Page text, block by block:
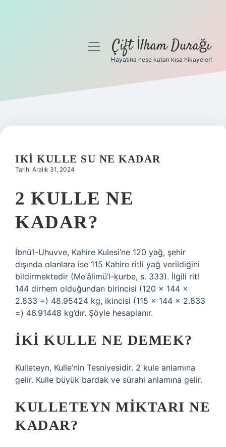
Gizlilik Politikası
Yasal Uyarı
menüyüÇift İlham Durağı
Hayatına neşe katan kısa hikayeler!
IKI KULLE SU NE KADAR
Tarih: Aralık 31, 2024
2 KULLE NE
KADAR?
İbnü’l-Uhuvve, Kahire Kulesi’ne 120 yağ, şehir
dışında olanlara ise 115 Kahire ritli yağ verildiğini
bildirmektedir (Meʿâlimü’l-ḳurbe, s. 333). İlgili ritl
144 dirhem olduğundan birincisi (120 × 144 ×
2.833 =) 48.95424 kg, ikincisi (115 × 144 × 2.833
=) 46.91448 kg’dır. Şöyle hesaplanır.
İKI KULLE NE DEMEK?
Kulleteyn, Kulle’nin Tesniyesidir. 2 kule anlamına
gelir. Kulle büyük bardak ve sürahi anlamına gelir.
KULLETEYN MIKTARI NE
KADAR?